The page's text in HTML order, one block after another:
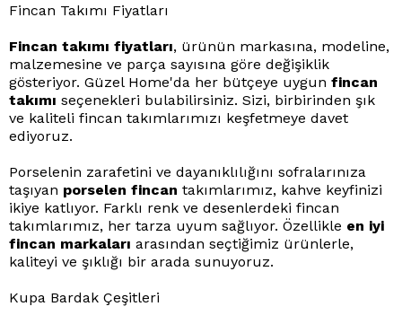
Fincan Takımı Fiyatları
Fincan takımı fiyatları, ürünün markasına, modeline,
malzemesine ve parça sayısına göre değişiklik
gösteriyor. Güzel Home'da her bütçeye uygun fincan
takımı seçenekleri bulabilirsiniz. Sizi, birbirinden şık
ve kaliteli fincan takımlarımızı keşfetmeye davet
ediyoruz.
Porselenin zarafetini ve dayanıklılığını sofralarınıza
taşıyan porselen fincan takımlarımız, kahve keyfinizi
ikiye katlıyor. Farklı renk ve desenlerdeki fincan
takımlarımız, her tarza uyum sağlıyor. Özellikle en iyi
fincan markaları arasından seçtiğimiz ürünlerle,
kaliteyi ve şıklığı bir arada sunuyoruz.
Kupa Bardak Çeşitleri